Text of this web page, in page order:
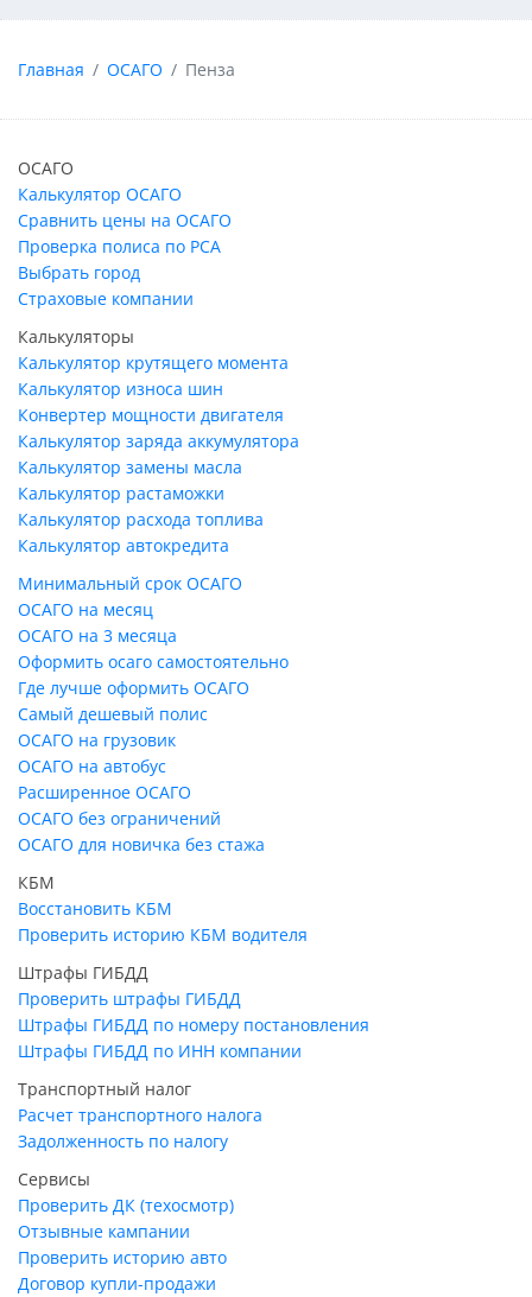
Главная ОСАГО Пенза
ОСАГО
Калькулятор ОСАГО
Сравнить цены на ОСАГО
Проверка полиса по РСА
Выбрать город
Страховые компании
Калькуляторы
Калькулятор крутящего момента
Калькулятор износа шин
Конвертер мощности двигателя
Калькулятор заряда аккумулятора
Калькулятор замены масла
Калькулятор растаможки
Калькулятор расхода топлива
Калькулятор автокредита
Минимальный срок ОСАГО
ОСАГО на месяц
ОСАГО на 3 месяца
Оформить осаго самостоятельно
Где лучше оформить ОСАГО
Самый дешевый полис
ОСАГО на грузовик
ОСАГО на автобус
Расширенное ОСАГО
ОСАГО без ограничений
ОСАГО для новичка без стажа
КБМ
Восстановить КБМ
Проверить историю КБМ водителя
Штрафы ГИБДД
Проверить штрафы ГИБДД
Штрафы ГИБДД по номеру постановления
Штрафы ГИБДД по ИНН компании
Транспортный налог
Расчет транспортного налога
Задолженность по налогу
Сервисы
Проверить ДК (техосмотр)
Отзывные кампании
Проверить историю авто
Договор купли-продажи